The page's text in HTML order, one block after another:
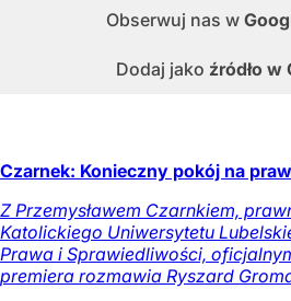
Obserwuj nas w
Dodaj jako źródło w
Czarnek: Konieczny pokój na
Z Przemysławem Czarnkiem,
Katolickiego Uniwersytetu
Prawa i Sprawiedliwości,
premiera rozmawia Ryszard